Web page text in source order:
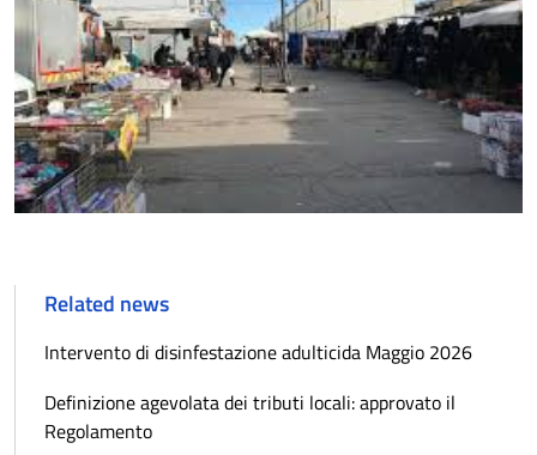
Related news
Intervento di disinfestazione adulticida Maggio 2026
Definizione agevolata dei tributi locali: approvato il
Regolamento